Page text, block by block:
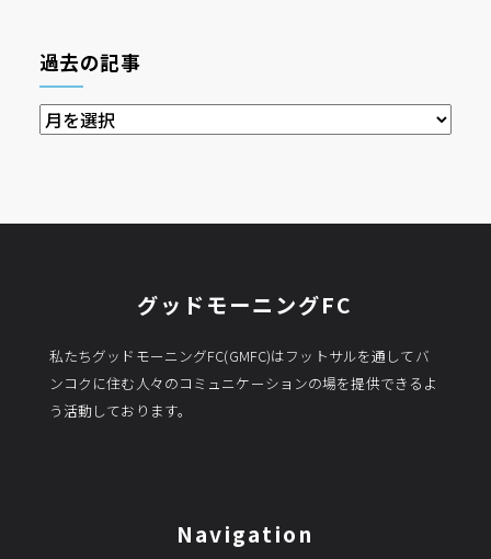
過去の記事
過
去
事
グッドモーニングFC
私たちグッドモーニングFC(GMFC)はフットサルを通してバ
ンコクに住む人々のコミュニケーションの場を提供できるよ
う活動しております。
Navigation